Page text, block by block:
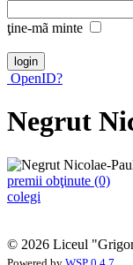
ţine-mã minte
OpenID?
Negrut
premii obţinute (0)
colegi
© 2026 Liceul